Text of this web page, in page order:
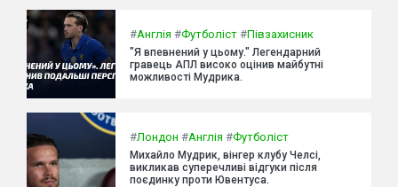
#Англія #Футболіст #Півзахисник
"Я впевнений у цьому." Легендарний
гравець АПЛ високо оцінив майбутні
можливості Мудрика.
#Лондон #Англія #Футболіст
Михайло Мудрик, вінгер клубу Челсі,
викликав суперечливі відгуки після
поєдинку проти Ювентуса.